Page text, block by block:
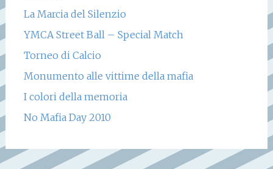
La Marcia del Silenzio
YMCA Street Ball – Special Match
Torneo di Calcio
Monumento alle vittime della mafia
I colori della memoria
No Mafia Day 2010